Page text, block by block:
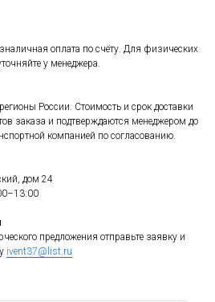
оплата по счёту. Для физических
у менеджера.
России. Стоимость и срок доставки
заказа и подтверждаются менеджером до
компанией по согласованию.
дом 24
предложения отправьте заявку и
ivent37@list.ru